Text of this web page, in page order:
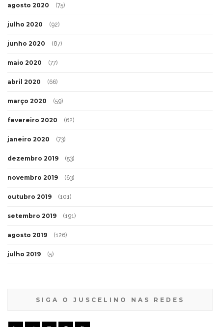
agosto 2020 (75)
julho 2020 (92)
junho 2020 (87)
maio 2020 (77)
abril 2020 (66)
março 2020 (59)
fevereiro 2020 (62)
janeiro 2020 (73)
dezembro 2019 (53)
novembro 2019 (63)
outubro 2019 (101)
setembro 2019 (191)
agosto 2019 (126)
julho 2019 (5)
SIGA O JUSCELINO NAS REDES